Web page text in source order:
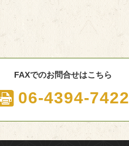
FAXでのお問合せはこちら
06-4394-7422